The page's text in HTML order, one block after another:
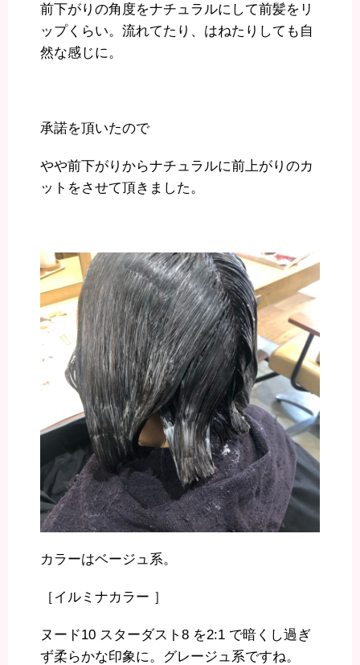
前下がりの角度をナチュラルにして前髪をリ
ップくらい。流れてたり、はねたりしても自
然な感じに。
承諾を頂いたので
やや前下がりからナチュラルに前上がりのカ
ットをさせて頂きました。
カラーはベージュ系。
［イルミナカラー ］
ヌード10 スターダスト8 を2:1 で暗くし過ぎ
ず柔らかな印象に。グレージュ系ですね。